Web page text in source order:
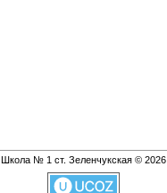
Школа № 1 ст. Зеленчукская © 2026